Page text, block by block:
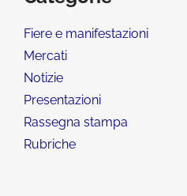
Fiere e manifestazioni
Mercati
Notizie
Presentazioni
Rassegna stampa
Rubriche